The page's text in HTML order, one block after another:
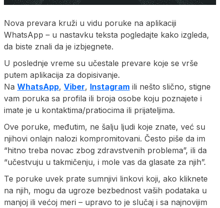
Nova prevara kruži u vidu poruke na aplikaciji
WhatsApp – u nastavku teksta pogledajte kako izgleda,
da biste znali da je izbjegnete.
U poslednje vreme su učestale prevare koje se vrše
putem aplikacija za dopisivanje.
Na WhatsApp, Viber, Instagram ili nešto slično, stigne
vam poruka sa profila ili broja osobe koju poznajete i
imate je u kontaktima/pratiocima ili prijateljima.
Ove poruke, međutim, ne šalju ljudi koje znate, već su
njihovi onlajn nalozi kompromitovani. Često piše da im
“hitno treba novac zbog zdravstvenih problema”, ili da
“učestvuju u takmičenju, i mole vas da glasate za njih”.
Te poruke uvek prate sumnjivi linkovi koji, ako kliknete
na njih, mogu da ugroze bezbednost vaših podataka u
manjoj ili većoj meri – upravo to je slučaj i sa najnovijim